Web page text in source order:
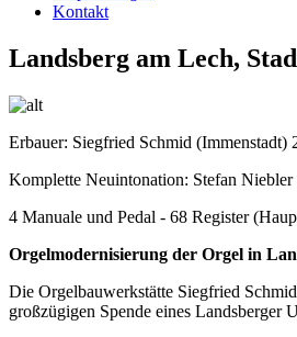
Kontakt
Landsberg am Lech,
Erbauer: Siegfried Schmid (Immenstadt)
Komplette Neuintonation: Stefan Niebler
4 Manuale und Pedal - 68 Register
Orgelmodernisierung der Orgel in
Die Orgelbauwerkstätte Siegfried
großzügigen Spende eines Landsberger